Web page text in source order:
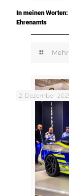
In meinen
Ehrenamts
2. Dezember